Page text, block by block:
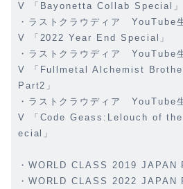
V 「Bayonetta Collab Special」
・ラストクラウディア
V 「2022 Year End Special」
・ラストクラウディア
V 「Fullmetal Alchemist
Part2」
・ラストクラウディア
V 「Code Geass:Lelouch of
ecial」
・WORLD CLASS 2019 JAPAN
・WORLD CLASS 2022 JAPAN